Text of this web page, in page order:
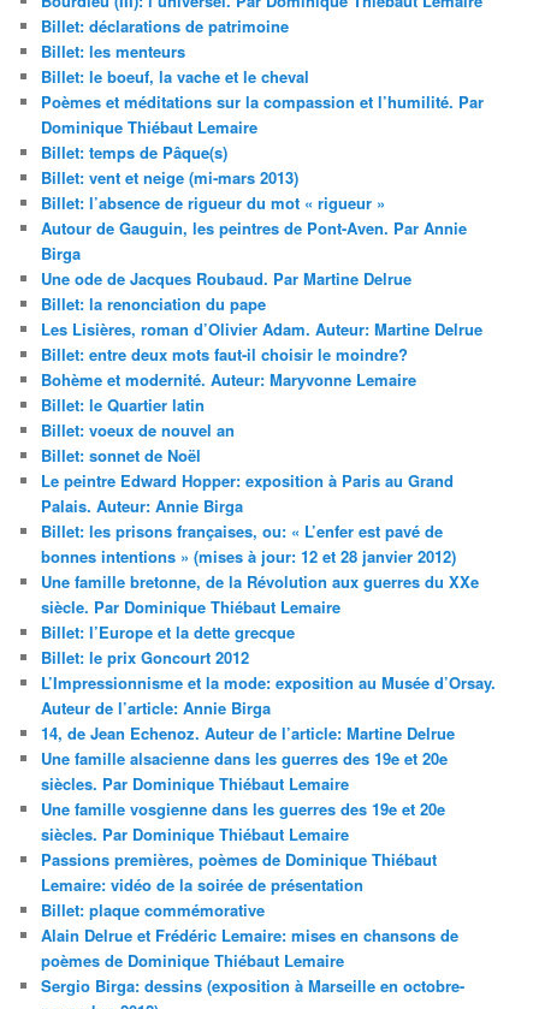
Billet: déclarations de patrimoine
Billet: les menteurs
Billet: le boeuf, la vache et le cheval
Poèmes et méditations sur la compassion et l’humilité. Par
Dominique Thiébaut Lemaire
Billet: temps de Pâque(s)
Billet: vent et neige (mi-mars 2013)
Billet: l’absence de rigueur du mot « rigueur »
Autour de Gauguin, les peintres de Pont-Aven. Par Annie
Birga
Une ode de Jacques Roubaud. Par Martine Delrue
Billet: la renonciation du pape
Les Lisières, roman d’Olivier Adam. Auteur: Martine Delrue
Billet: entre deux mots faut-il choisir le moindre?
Bohème et modernité. Auteur: Maryvonne Lemaire
Billet: le Quartier latin
Billet: voeux de nouvel an
Billet: sonnet de Noël
Le peintre Edward Hopper: exposition à Paris au Grand
Palais. Auteur: Annie Birga
Billet: les prisons françaises, ou: « L’enfer est pavé de
bonnes intentions » (mises à jour: 12 et 28 janvier 2012)
Une famille bretonne, de la Révolution aux guerres du XXe
siècle. Par Dominique Thiébaut Lemaire
Billet: l’Europe et la dette grecque
Billet: le prix Goncourt 2012
L’Impressionnisme et la mode: exposition au Musée d’Orsay.
Auteur de l’article: Annie Birga
14, de Jean Echenoz. Auteur de l’article: Martine Delrue
Une famille alsacienne dans les guerres des 19e et 20e
siècles. Par Dominique Thiébaut Lemaire
Une famille vosgienne dans les guerres des 19e et 20e
siècles. Par Dominique Thiébaut Lemaire
Passions premières, poèmes de Dominique Thiébaut
Lemaire: vidéo de la soirée de présentation
Billet: plaque commémorative
Alain Delrue et Frédéric Lemaire: mises en chansons de
poèmes de Dominique Thiébaut Lemaire
Sergio Birga: dessins (exposition à Marseille en octobre-